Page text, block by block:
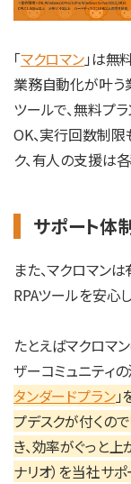
「マクロマン」は無
業務自動化が叶う
ツールで、無料プ
OK、実行回数制限
ク、有人の支援は
サポート体
また、マクロマン
RPAツールを安心
たとえばマクロマ
ザーコミュニティ
タンダードプラン
プデスクが付くの
き、効率がぐっと上
ナリオ）を当社サ